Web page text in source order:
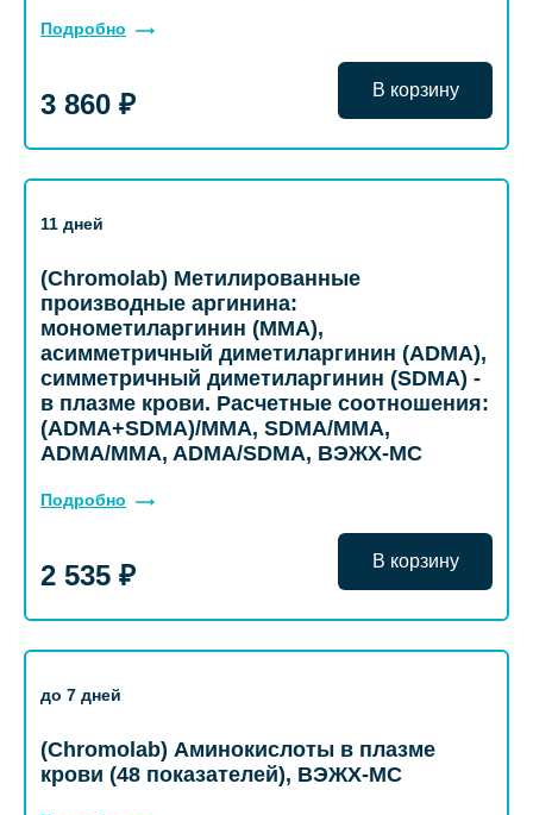
Подробно
3 860 ₽ В корзину
11 дней
(Chromolab) Метилированные
производные аргинина:
монометиларгинин (MMA),
асимметричный диметиларгинин (ADMA),
симметричный диметиларгинин (SDMA) -
в плазме крови. Расчетные соотношения:
(ADMA+SDMA)/MMA, SDMA/MMA,
ADMA/MMA, ADMA/SDMA, ВЭЖХ-МС
Подробно
2 535 ₽ В корзину
до 7 дней
(Chromolab) Аминокислоты в плазме
крови (48 показателей), ВЭЖХ-МС